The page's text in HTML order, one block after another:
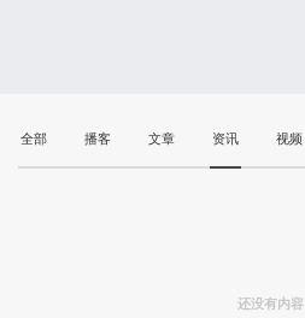
全部 播客 文章 资讯 视频
还没有内容